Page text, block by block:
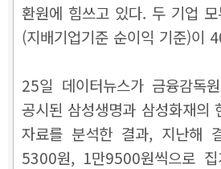
환원에 힘쓰고 있다. 두 기업
(지배기업기준 순이익 기준)이
25일 데이터뉴스가 금융감독
공시된 삼성생명과 삼성화재의
자료를 분석한 결과, 지난해
5300원, 1만9500원씩으로